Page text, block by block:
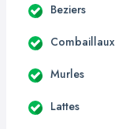
Beziers
Combaillaux
Murles
Lattes